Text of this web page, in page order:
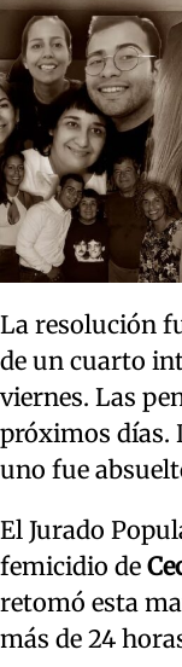
La resolución
de un cuarto
viernes. Las
próximos días.
uno fue
El Jurado
femicidio de
retomó esta
más de 24